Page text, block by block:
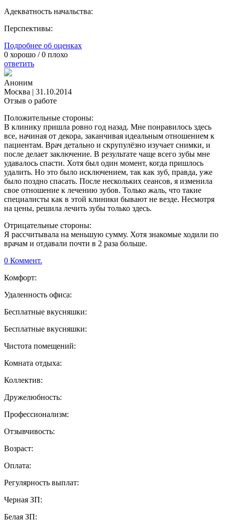
Адекватность начальства:
Перспективы:
Подробнее об оценках
0 хорошо /0 плохо
ответить
Аноним
Москва | 31.10.2014
Отзыв о работе
Положительные стороны:
В клинику пришла ровно год назад. Мне понравилось здесь
все, начиная от декора, заканчивая идеальным отношением к
пациентам. Врач детально и скрупулёзно изучает снимки, и
после делает заключение. В результате чаще всего зубы мне
удавалось спасти. Хотя был один момент, когда пришлось
удалить. Но это было исключением, так как зуб, правда, уже
было поздно спасать. После нескольких сеансов, я изменила
свое отношение к лечению зубов. Только жаль, что такие
специалисты как в этой клиники бывают не везде. Несмотря
на цены, решила лечить зубы только здесь.
Отрицательные стороны:
Я рассчитывала на меньшую сумму. Хотя знакомые ходили по
врачам и отдавали почти в 2 раза больше.
0 Коммент.
Комфорт:
Удаленность офиса:
Бесплатные вкусняшки:
Бесплатные вкусняшки:
Чистота помещений:
Комната отдыха:
Коллектив:
Дружелюбность:
Профессионализм:
Отзывчивость:
Возраст:
Оплата:
Регулярность выплат:
Черная ЗП:
Белая ЗП: